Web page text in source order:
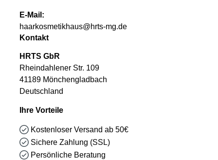
E-Mail:
haarkosmetikhaus@hrts-mg.de
Kontakt
HRTS GbR
Rheindahlener Str. 109
41189 Mönchengladbach
Deutschland
Ihre Vorteile
Kostenloser Versand ab 50€
Sichere Zahlung (SSL)
Persönliche Beratung